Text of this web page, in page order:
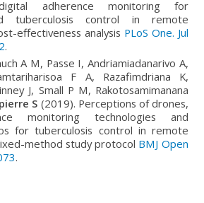
adherence monitoring for
tuberculosis control in remote
effectiveness analysis PLoS One. Jul
.
A M, Passe I, Andriamiadanarivo A,
F A, Razafimdriana K,
J, Small P M, Rakotosamimanana
S (2019). Perceptions of drones,
monitoring technologies and
for tuberculosis control in remote
method study protocol BMJ Open
.